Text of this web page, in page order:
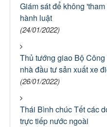
Giám sát để không
hành luật
(24/01/2022)
Thủ tướng giao Bộ
nhà đầu tư sản xuất xe
(26/01/2022)
Thái Bình chúc Tết các
trực tiếp nước ngoài